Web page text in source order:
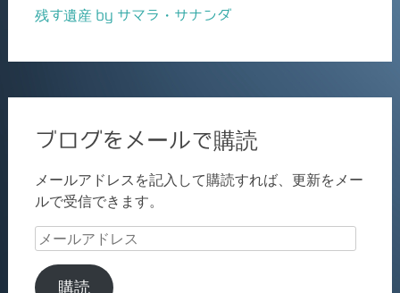
残す遺産 by サマラ・サナンダ
ブログをメールで購読
メールアドレスを記入して購読すれば、更新をメー
ルで受信できます。
メ
ル
購読